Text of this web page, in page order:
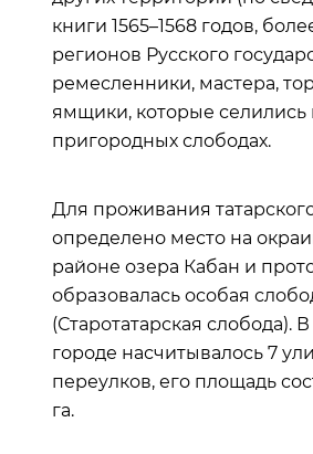
книги 1565–1568 годов,
регионов Русского
ремесленники, мастера,
ямщики, которые селились
пригородных слободах.
Для проживания
определено место на
районе озера Кабан и
образовалась особая
(Старотатарская слобода). В
городе насчитывалось 7
переулков, его площадь
га.